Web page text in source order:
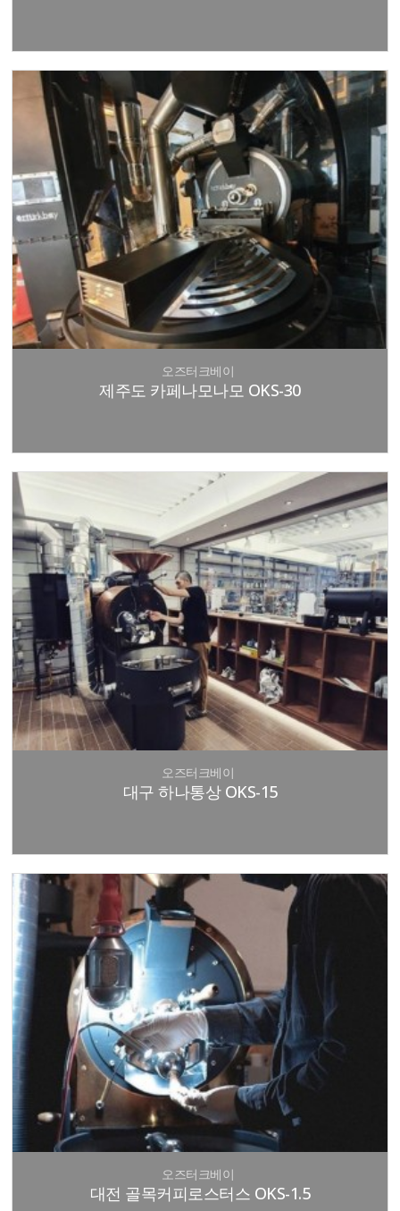
오즈터크베이
제주도 카페나모나모 OKS-30
오즈터크베이
대구 하나통상 OKS-15
오즈터크베이
대전 골목커피로스터스 OKS-1.5